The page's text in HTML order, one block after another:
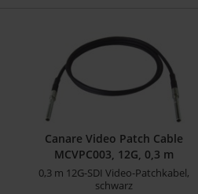
Canare Video Patch Cable
MCVPC003, 12G, 0,3 m
0,3 m 12G-SDI Video-Patchkabel,
schwarz